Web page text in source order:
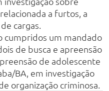
a furtos, a
cargas.
cumpridos um mandado
de busca e apreensão
de adolescente
BA, em investigação
organização criminosa.